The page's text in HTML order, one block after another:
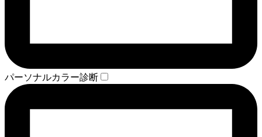
パーソナルカラー診断